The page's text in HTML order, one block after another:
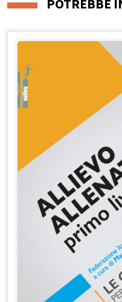
POTREBBE